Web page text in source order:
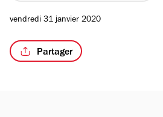
vendredi 31 janvier 2020
Partager